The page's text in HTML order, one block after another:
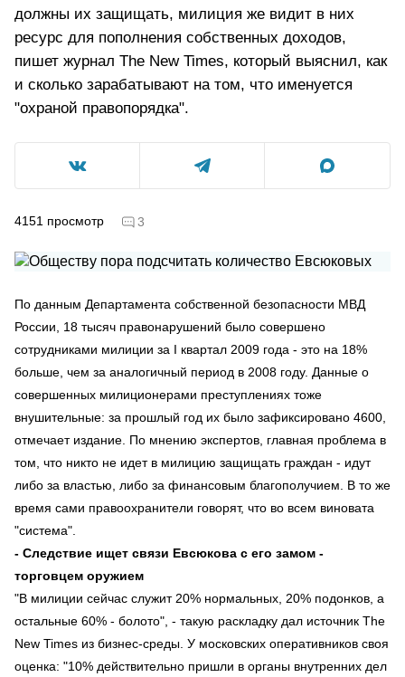
должны их защищать, милиция же видит в них
ресурс для пополнения собственных доходов,
пишет журнал The New Times, который выяснил, как
и сколько зарабатывают на том, что именуется
"охраной правопорядка".
4151 просмотр 3
По данным Департамента собственной безопасности МВД
России, 18 тысяч правонарушений было совершено
сотрудниками милиции за I квартал 2009 года - это на 18%
больше, чем за аналогичный период в 2008 году. Данные о
совершенных милиционерами преступлениях тоже
внушительные: за прошлый год их было зафиксировано 4600,
отмечает издание. По мнению экспертов, главная проблема в
том, что никто не идет в милицию защищать граждан - идут
либо за властью, либо за финансовым благополучием. В то же
время сами правоохранители говорят, что во всем виновата
"система".
- Следствие ищет связи Евсюкова с его замом -
торговцем оружием
"В милиции сейчас служит 20% нормальных, 20% подонков, а
остальные 60% - болото", - такую раскладку дал источник The
New Times из бизнес-среды. У московских оперативников своя
оценка: "10% действительно пришли в органы внутренних дел